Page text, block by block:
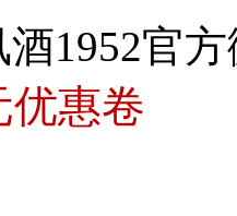
1952官
优惠卷